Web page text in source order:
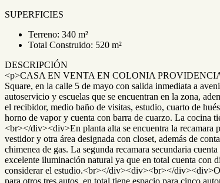
SUPERFICIES
Terreno: 340 m²
Total Construido: 520 m²
DESCRIPCIÓN
<p>CASA EN VENTA EN COLONIA PROVIDENCIA,
Square, en la calle 5 de mayo con salida inmediata a
autoservicio y escuelas que se encuentran en la zona,
el recibidor, medio baño de visitas, estudio, cuarto de
horno de vapor y cuenta con barra de cuarzo. La cocina
<br></div><div>En planta alta se encuentra la recamara
vestidor y otra área designada con closet, además de
chimenea de gas. La segunda recamara secundaria
excelente iluminación natural ya que en total cuenta con
considerar el estudio.<br></div><div><br></
para otros tres autos, en total tiene espacio para cinco